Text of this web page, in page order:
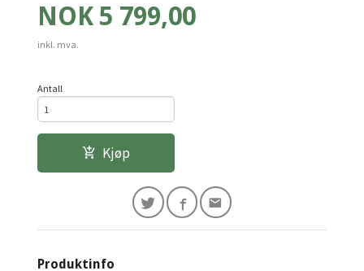
Pris
NOK 5 799,00
inkl. mva.
Antall
Kjøp
Produktinfo